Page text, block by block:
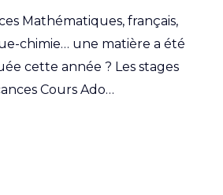
Mathématiques, français,
chimie… une matière a été
cette année ? Les stages
Cours Ado…